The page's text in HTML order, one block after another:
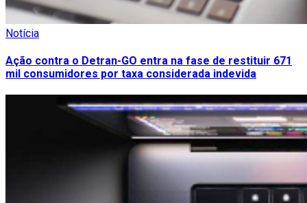
Notícia
Ação contra o Detran-GO entra na fase de restituir 671
mil consumidores por taxa considerada indevida